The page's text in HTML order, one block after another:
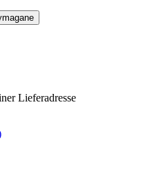
Lieferadresse